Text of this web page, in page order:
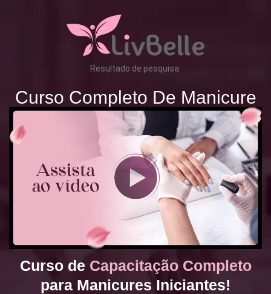
Resultado de pesquisa:
Curso Completo De Manicure
Curso de Capacitação Completo
para Manicures Iniciantes!